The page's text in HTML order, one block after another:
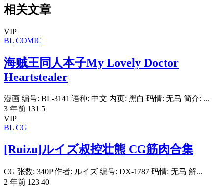
相关文章
VIP
BL COMIC
海贼王同人本子My Lovely Doctor
Heartstealer
漫画 编号: BL-3141 语种: 中文 内页: 黑白 码情: 无马 简介: ...
3 年前 131 5
VIP
BL CG
[Ruizu]ルイズ叔控壮熊 CG筋肉合集
CG 张数: 340P 作者: ルイズ 编号: DX-1787 码情: 无马 解...
2 年前 123 40